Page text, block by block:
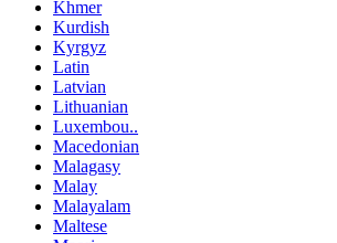
Khmer
Kurdish
Kyrgyz
Latin
Latvian
Lithuanian
Luxembou..
Macedonian
Malagasy
Malay
Malayalam
Maltese